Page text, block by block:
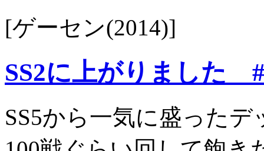
[ゲーセン(2014)]
SS2に上がりました
SS5から一気に盛った